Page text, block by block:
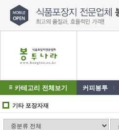
카테고리 전체보기 커피봉투
기타 포장자재